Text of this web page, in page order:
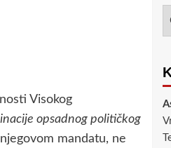
Visokog
opsadnog političkog
mandatu, ne